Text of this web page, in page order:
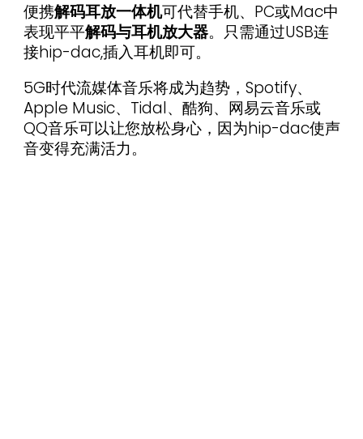
便携解码耳放一体机可代替手机、PC或Mac中
表现平平解码与耳机放大器。只需通过USB连
接hip-dac,插入耳机即可。
5G时代流媒体音乐将成为趋势，Spotify、
Apple Music、Tidal、酷狗、网易云音乐或
QQ音乐可以让您放松身心，因为hip-dac使声
音变得充满活力。